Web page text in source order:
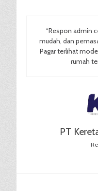
“Respon admin
mudah, dan
Pagar terlihat
rumah
PT